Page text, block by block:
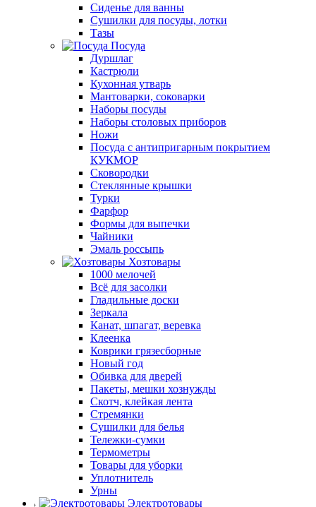
Сиденье для ванны
Сушилки для посуды, лотки
Тазы
Посуда
Дуршлаг
Кастрюли
Кухонная утварь
Мантоварки, соковарки
Наборы посуды
Наборы столовых приборов
Ножи
Посуда с антипригарным покрытием
КУКМОР
Сковородки
Стеклянные крышки
Турки
Фарфор
Формы для выпечки
Чайники
Эмаль россыпь
Хозтовары
1000 мелочей
Всё для засолки
Гладильные доски
Зеркала
Канат, шпагат, веревка
Клеенка
Коврики грязесборные
Новый год
Обивка для дверей
Пакеты, мешки хознужды
Скотч, клейкая лента
Стремянки
Сушилки для белья
Тележки-сумки
Термометры
Товары для уборки
Уплотнитель
Урны
Электротовары